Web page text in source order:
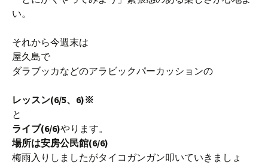
い。
それから今週末は
屋久島で
ダラブッカなどのアラビックパーカッションの
レッスン(6/5、6)※
と
ライブ(6/6)やります。
場所は安房公民館(6/6)
梅雨入りしましたがタイコガンガン叩いていきましょ